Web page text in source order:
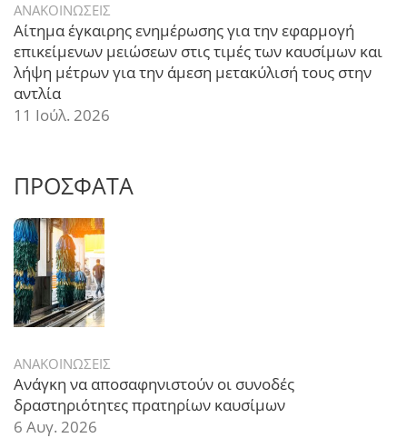
ΑΝΑΚΟΙΝΩΣΕΙΣ
Αίτημα έγκαιρης ενημέρωσης για την εφαρμογή
επικείμενων μειώσεων στις τιμές των καυσίμων και
λήψη μέτρων για την άμεση μετακύλισή τους στην
αντλία
11 Ιούλ. 2026
ΠΡΟΣΦΑΤΑ
ΑΝΑΚΟΙΝΩΣΕΙΣ
Ανάγκη να αποσαφηνιστούν οι συνοδές
δραστηριότητες πρατηρίων καυσίμων
6 Αυγ. 2026